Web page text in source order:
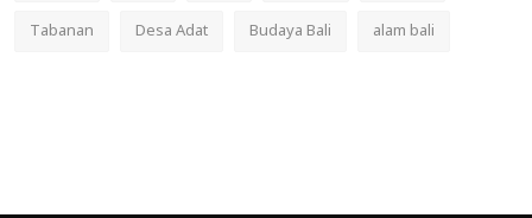
Tabanan
Desa Adat Budaya Bali alam bali